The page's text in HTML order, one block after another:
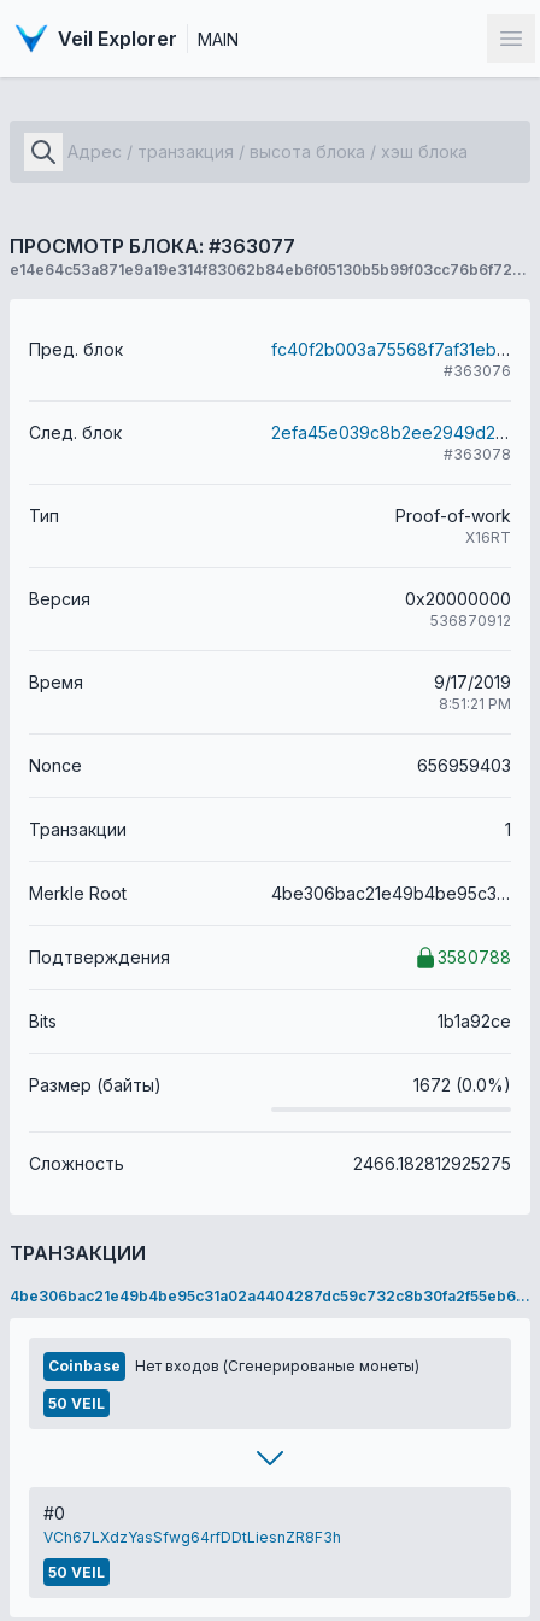
Veil Explorer MAIN
ПРОСМОТР БЛОКА: #363077
e14e64c53a871e9a19e314f83062b84eb6f05130b5b99f03cc76b6f724e493db
Пред. блок fc40f2b003a75568f7af31eb69dfdaee7f6670f658918f0c6bbccc302b0d5567
#363076
След. блок 2efa45e039c8b2ee2949d21d57d35a7e926fa5059304575716d477be8a5dec27
#363078
Тип Proof-of-work
X16RT
Версия 0x20000000
536870912
Время 9/17/2019
8:51:21 PM
Nonce 656959403
Транзакции 1
Merkle Root 4be306bac21e49b4be95c31a02a4404287dc59c732c8b30fa2f55eb604635e23
Подтверждения 3580788
Bits 1b1a92ce
Размер (байты) 1672 (0.0%)
Сложность 2466.182812925275
ТРАНЗАКЦИИ
4be306bac21e49b4be95c31a02a4404287dc59c732c8b30fa2f55eb604635e23
Coinbase Нет входов (Сгенерированые монеты)
50 VEIL
#0
VCh67LXdzYasSfwg64rfDDtLiesnZR8F3h
50 VEIL